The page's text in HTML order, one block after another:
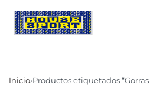
Inicio›Productos etiquetados